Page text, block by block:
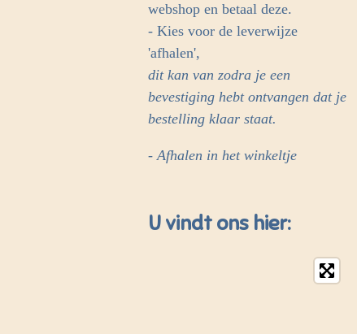
webshop en betaal deze.
- Kies voor de leverwijze
'afhalen',
dit kan van zodra je een
bevestiging hebt ontvangen dat je
bestelling klaar staat.
- Afhalen in het winkeltje
U vindt ons hier: